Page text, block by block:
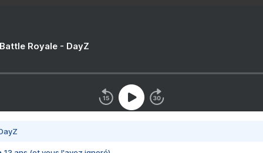
Royale - DayZ